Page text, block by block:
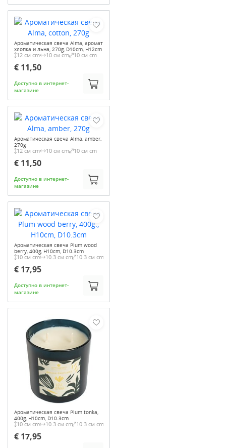
Ароматическая свеча Alma, аромат
хлопка и льна, 270g, D10cm, H12cm
12 см cm 10 см cm 10 см cm
€ 11,50
Доступно в интернет-
магазине
Ароматическая свеча Alma, amber,
270g
12 см cm 10 см cm 10 см cm
€ 11,50
Доступно в интернет-
магазине
Ароматическая свеча Plum wood
berry, 400g, H10cm, D10.3cm
10 см cm 10.3 см cm 10.3 см cm
€ 17,95
Доступно в интернет-
магазине
Ароматическая свеча Plum tonka,
400g, H10cm, D10.3cm
10 см cm 10.3 см cm 10.3 см cm
€ 17,95